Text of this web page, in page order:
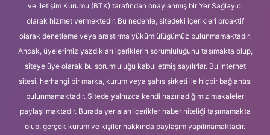
ve İletişim Kurumu (BTK) tarafından onaylanmış bir Yer Sağlayıcı
olarak hizmet vermektedir. Bu nedenle, sitedeki içerikleri proaktif
olarak denetleme veya araştırma yükümlülüğümüz bulunmamaktadır.
Ancak, üyelerimiz yazdıkları içeriklerin sorumluluğunu taşımakta olup,
siteye üye olarak bu sorumluluğu kabul etmiş sayılırlar. Bu internet
sitesi, herhangi bir marka, kurum veya şahıs şirketi ile hiçbir bağlantısı
bulunmamaktadır. Sitede yalnızca kendi hazırladığımız makaleler
paylaşılmaktadır. Burada yer alan içerikler haber niteliği taşımamakta
olup, gerçek kurum ve kişiler hakkında paylaşım yapılmamaktadır.